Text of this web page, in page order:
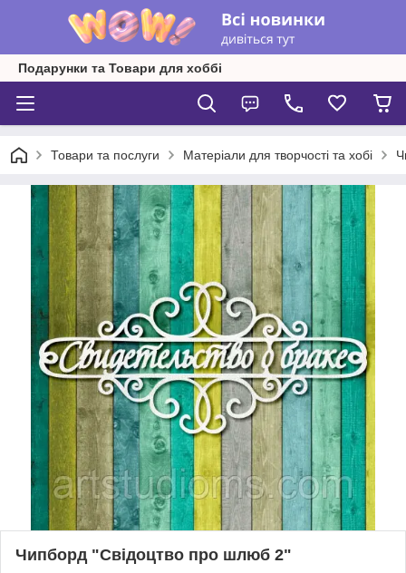
Подарунки та Товари для хоббі
Товари та послуги Матеріали для творчості та хобі
Чипборд "Свідоцтво про шлюб 2"